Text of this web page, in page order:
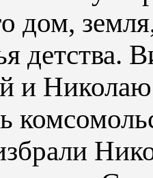
дом,
детства.
и